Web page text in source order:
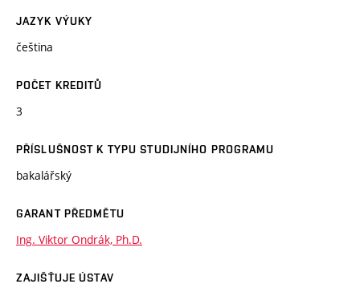
JAZYK VÝUKY
čeština
POČET KREDITŮ
3
PŘÍSLUŠNOST K TYPU STUDIJNÍHO PROGRAMU
bakalářský
GARANT PŘEDMĚTU
Ing. Viktor Ondrák, Ph.D.
ZAJIŠŤUJE ÚSTAV